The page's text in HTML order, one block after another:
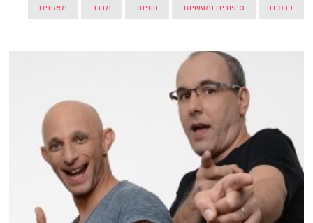
פרסים סיפורים ומעשיות חוויות מדבר מאזינים